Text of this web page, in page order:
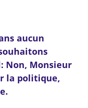
aucun
Non, Monsieur
la politique,